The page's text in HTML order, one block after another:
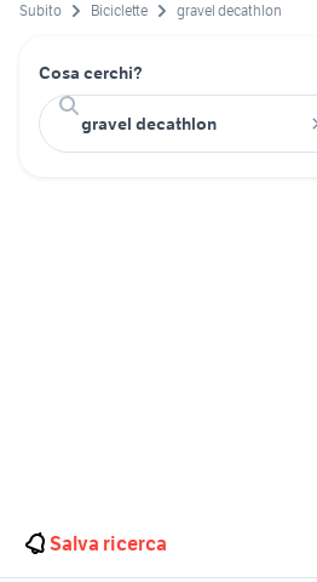
Subito Biciclette gravel decathlon
Cosa cerchi?
Salva ricerca